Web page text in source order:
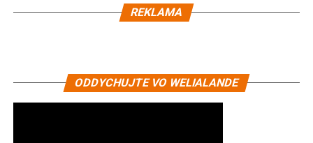
REKLAMA
ODDYCHUJTE VO WELIALANDE